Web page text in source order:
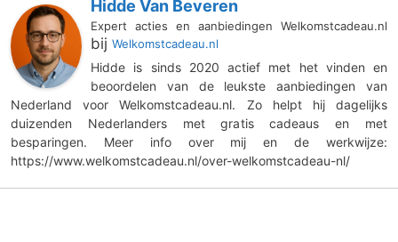
Hidde Van Beveren
Expert acties en aanbiedingen Welkomstcadeau.nl
bij Welkomstcadeau.nl
Hidde is sinds 2020 actief met het vinden en
beoordelen van de leukste aanbiedingen van
Nederland voor Welkomstcadeau.nl. Zo helpt hij dagelijks
duizenden Nederlanders met gratis cadeaus en met
besparingen. Meer info over mij en de werkwijze:
https://www.welkomstcadeau.nl/over-welkomstcadeau-nl/